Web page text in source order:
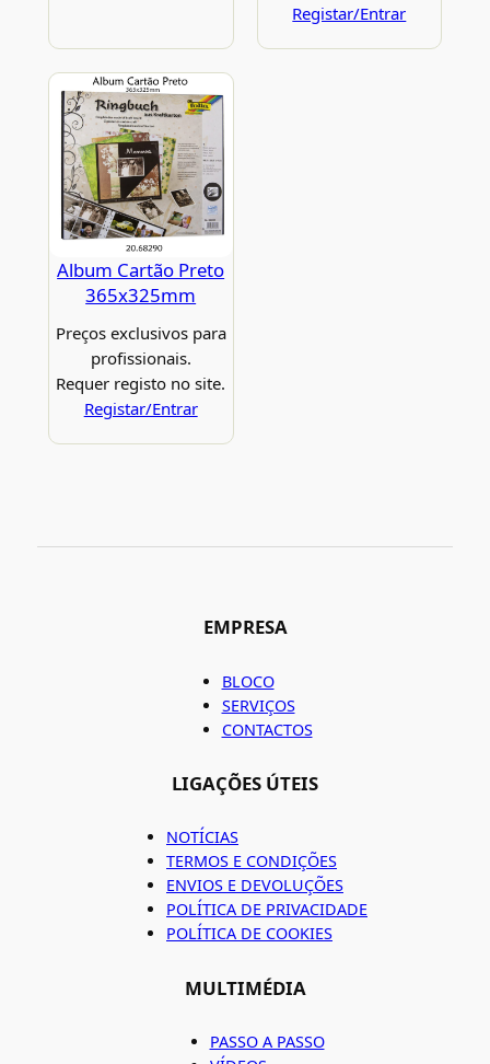
Registar/Entrar
Album Cartão Preto
365x325mm
Preços exclusivos para
profissionais.
Requer registo no site.
Registar/Entrar
EMPRESA
BLOCO
SERVIÇOS
CONTACTOS
LIGAÇÕES ÚTEIS
NOTÍCIAS
TERMOS E CONDIÇÕES
ENVIOS E DEVOLUÇÕES
POLÍTICA DE PRIVACIDADE
POLÍTICA DE COOKIES
MULTIMÉDIA
PASSO A PASSO